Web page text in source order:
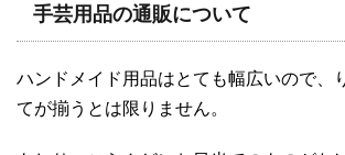
手芸用品の通販について
ハンドメイド用品はとても幅広いので、
てが揃うとは限りません。